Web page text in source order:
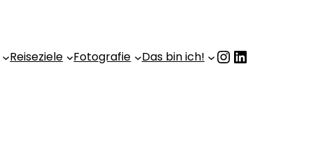
Reiseziele Fotografie Das bin ich! InstagramLinkedIn